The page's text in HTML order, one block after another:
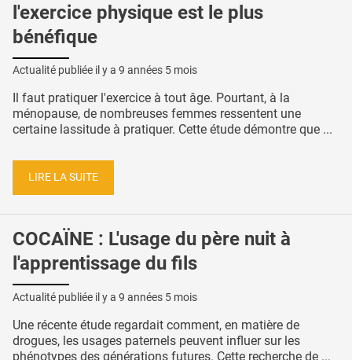
l'exercice physique est le plus
bénéfique
Actualité publiée il y a 9 années 5 mois
Il faut pratiquer l'exercice à tout âge. Pourtant, à la
ménopause, de nombreuses femmes ressentent une
certaine lassitude à pratiquer. Cette étude démontre que ...
LIRE LA SUITE
COCAÏNE : L'usage du père nuit à
l'apprentissage du fils
Actualité publiée il y a 9 années 5 mois
Une récente étude regardait comment, en matière de
drogues, les usages paternels peuvent influer sur les
phénotypes des générations futures. Cette recherche de ...